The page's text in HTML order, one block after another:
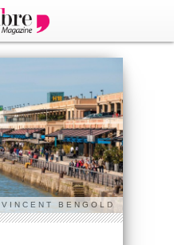
BENGOLD